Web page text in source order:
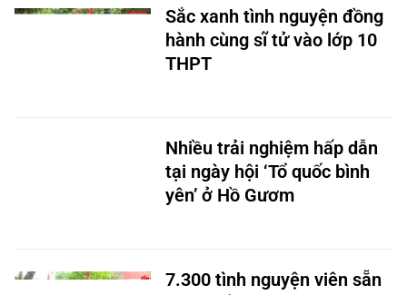
Sắc xanh tình nguyện đồng
hành cùng sĩ tử vào lớp 10
THPT
Nhiều trải nghiệm hấp dẫn
tại ngày hội ‘Tổ quốc bình
yên’ ở Hồ Gươm
7.300 tình nguyện viên sẵn